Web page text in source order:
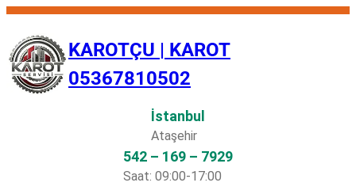
İçeriğe
geç
KAROTÇU | KAROT
05367810502
İstanbul
Ataşehir
542 – 169 – 7929
Saat: 09:00-17:00